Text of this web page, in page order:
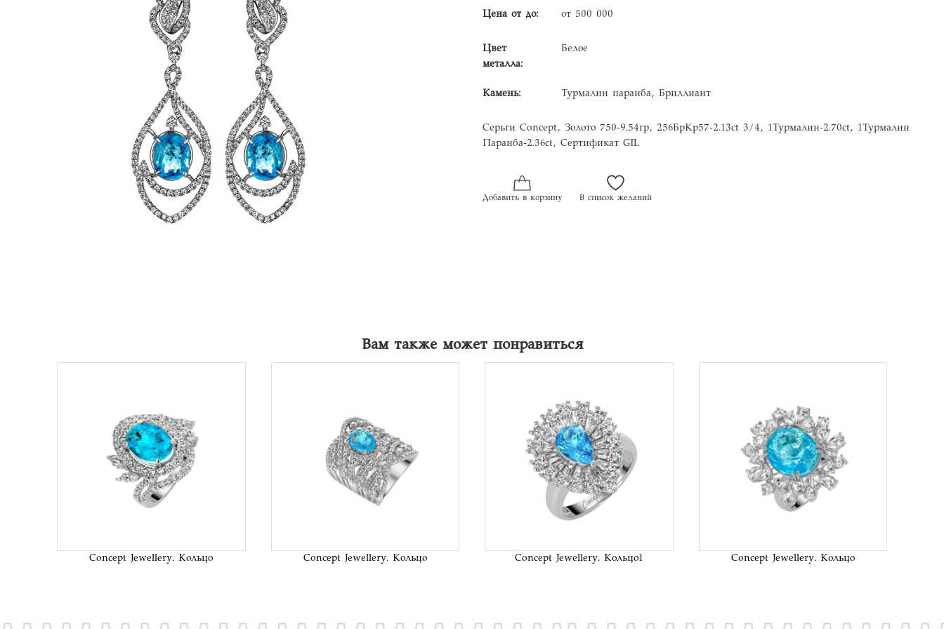
Цена от до: от 500 000
Цвет
металла:
Белое
Камень: Турмалин параиба, Бриллиант
Серьги Concept, Золото 750-9.54гр, 256БрКр57-2.13ct 3/4, 1Турмалин-2.70ct, 1Турмалин
Параиба-2.36ct, Сертификат GIL
Добавить в корзину В список желаний
Вам также может понравиться
В список
желаний
Concept Jewellery. Кольцо
В список
желаний
Concept Jewellery. Кольцо
В список
желаний
Concept Jewellery. Кольцо1
В список
желаний
Concept Jewellery. Кольцо